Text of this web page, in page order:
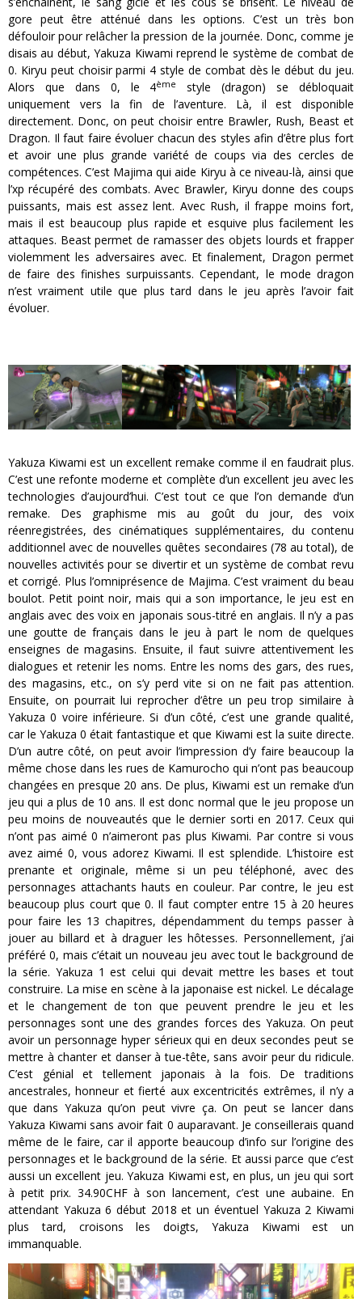
gore peut être atténué dans les options. C’est un très bon
défouloir pour relâcher la pression de la journée. Donc, comme je
disais au début, Yakuza Kiwami reprend le système de combat de
0. Kiryu peut choisir parmi 4 style de combat dès le début du jeu.
Alors que dans 0, le 4ème
style (dragon) se débloquait
uniquement vers la fin de l’aventure. Là, il est disponible
directement. Donc, on peut choisir entre Brawler, Rush, Beast et
Dragon. Il faut faire évoluer chacun des styles afin d’être plus fort
et avoir une plus grande variété de coups via des cercles de
compétences. C’est Majima qui aide Kiryu à ce niveau-là, ainsi que
l’xp récupéré des combats. Avec Brawler, Kiryu donne des coups
puissants, mais est assez lent. Avec Rush, il frappe moins fort,
mais il est beaucoup plus rapide et esquive plus facilement les
attaques. Beast permet de ramasser des objets lourds et frapper
violemment les adversaires avec. Et finalement, Dragon permet
de faire des finishes surpuissants. Cependant, le mode dragon
n’est vraiment utile que plus tard dans le jeu après l’avoir fait
évoluer.
Yakuza Kiwami est un excellent remake comme il en faudrait plus.
C’est une refonte moderne et complète d’un excellent jeu avec les
technologies d’aujourd’hui. C’est tout ce que l’on demande d’un
remake. Des graphisme mis au goût du jour, des voix
réenregistrées, des cinématiques supplémentaires, du contenu
additionnel avec de nouvelles quêtes secondaires (78 au total), de
nouvelles activités pour se divertir et un système de combat revu
et corrigé. Plus l’omniprésence de Majima. C’est vraiment du beau
boulot. Petit point noir, mais qui a son importance, le jeu est en
anglais avec des voix en japonais sous-titré en anglais. Il n’y a pas
une goutte de français dans le jeu à part le nom de quelques
enseignes de magasins. Ensuite, il faut suivre attentivement les
dialogues et retenir les noms. Entre les noms des gars, des rues,
des magasins, etc., on s’y perd vite si on ne fait pas attention.
Ensuite, on pourrait lui reprocher d’être un peu trop similaire à
Yakuza 0 voire inférieure. Si d’un côté, c’est une grande qualité,
car le Yakuza 0 était fantastique et que Kiwami est la suite directe.
D’un autre côté, on peut avoir l’impression d’y faire beaucoup la
même chose dans les rues de Kamurocho qui n’ont pas beaucoup
changées en presque 20 ans. De plus, Kiwami est un remake d’un
jeu qui a plus de 10 ans. Il est donc normal que le jeu propose un
peu moins de nouveautés que le dernier sorti en 2017. Ceux qui
n’ont pas aimé 0 n’aimeront pas plus Kiwami. Par contre si vous
avez aimé 0, vous adorez Kiwami. Il est splendide. L’histoire est
prenante et originale, même si un peu téléphoné, avec des
personnages attachants hauts en couleur. Par contre, le jeu est
beaucoup plus court que 0. Il faut compter entre 15 à 20 heures
pour faire les 13 chapitres, dépendamment du temps passer à
jouer au billard et à draguer les hôtesses. Personnellement, j’ai
préféré 0, mais c’était un nouveau jeu avec tout le background de
la série. Yakuza 1 est celui qui devait mettre les bases et tout
construire. La mise en scène à la japonaise est nickel. Le décalage
et le changement de ton que peuvent prendre le jeu et les
personnages sont une des grandes forces des Yakuza. On peut
avoir un personnage hyper sérieux qui en deux secondes peut se
mettre à chanter et danser à tue-tête, sans avoir peur du ridicule.
C’est génial et tellement japonais à la fois. De traditions
ancestrales, honneur et fierté aux excentricités extrêmes, il n’y a
que dans Yakuza qu’on peut vivre ça. On peut se lancer dans
Yakuza Kiwami sans avoir fait 0 auparavant. Je conseillerais quand
même de le faire, car il apporte beaucoup d’info sur l’origine des
personnages et le background de la série. Et aussi parce que c’est
aussi un excellent jeu. Yakuza Kiwami est, en plus, un jeu qui sort
à petit prix. 34.90CHF à son lancement, c’est une aubaine. En
attendant Yakuza 6 début 2018 et un éventuel Yakuza 2 Kiwami
plus tard, croisons les doigts, Yakuza Kiwami est un
immanquable.